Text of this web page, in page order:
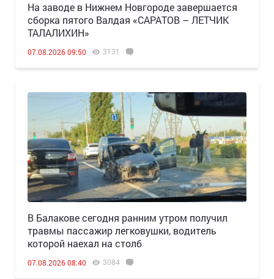
Н️а заводе в Нижнем Новгороде завершается
сборка пятого Валдая «САРАТОВ – ЛЕТЧИК
ТАЛАЛИХИН»
07.08.2026 09:50 3131
В Балакове сегодня ранним утром получил
травмы пассажир легковушки, водитель
которой наехал на столб
07.08.2026 08:40 3084